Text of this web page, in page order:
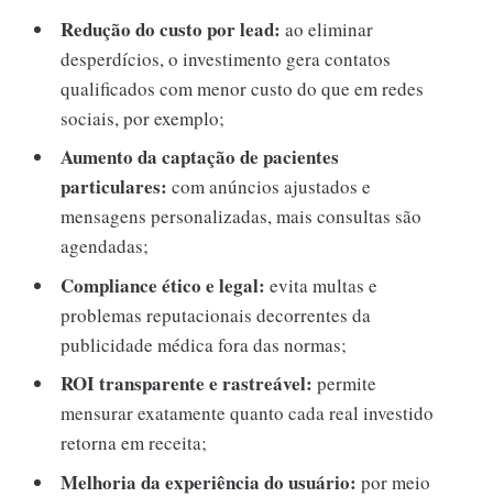
Redução do custo por lead: ao eliminar
desperdícios, o investimento gera contatos
qualificados com menor custo do que em redes
sociais, por exemplo;
Aumento da captação de pacientes
particulares: com anúncios ajustados e
mensagens personalizadas, mais consultas são
agendadas;
Compliance ético e legal: evita multas e
problemas reputacionais decorrentes da
publicidade médica fora das normas;
ROI transparente e rastreável: permite
mensurar exatamente quanto cada real investido
retorna em receita;
Melhoria da experiência do usuário: por meio